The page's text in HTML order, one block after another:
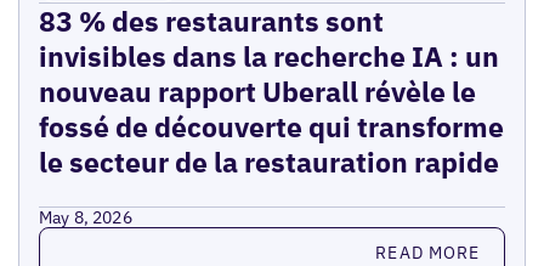
83 % des restaurants sont
invisibles dans la recherche IA : un
nouveau rapport Uberall révèle le
fossé de découverte qui transforme
le secteur de la restauration rapide
May 8, 2026
Read more READ MORE